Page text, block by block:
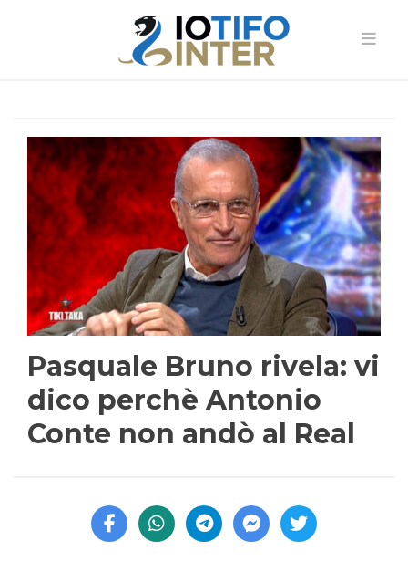
Pasquale Bruno rivela: vi
dico perchè Antonio
Conte non andò al Real